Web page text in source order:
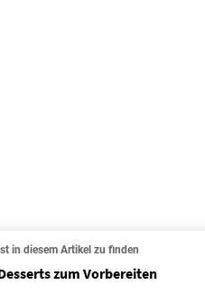
in diesem Artikel zu finden
zum Vorbereiten